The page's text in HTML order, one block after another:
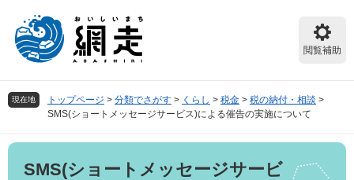
頭
で
飛
ば
閲覧補助
現在地 トップページ > 分類でさがす > くらし > 税金 > 税の納付・相談 >
SMS(ショートメッセージサービス)による催告の実施について
本
SMS(ショートメッセージサービ